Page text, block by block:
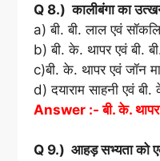
Q 8.) कालीबंगा का
a) बी. बी. लाल एवं
b) बी. के. थापर एवं बी.
c)बी. के. थापर एवं जॉन
d) दयाराम साहनी एवं
Answer :- बी. के. थापर
Q 9.) आहड़ सभ्यता को एक